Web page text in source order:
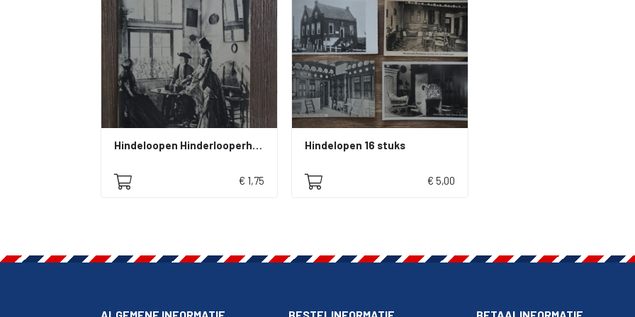
Hindeloopen Hinderlooperhamer
€ 1,75
Hindelopen 16 stuks
€ 5,00